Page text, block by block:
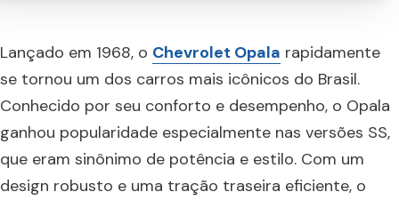
Lançado em 1968, o Chevrolet Opala rapidamente
se tornou um dos carros mais icônicos do Brasil.
Conhecido por seu conforto e desempenho, o Opala
ganhou popularidade especialmente nas versões SS,
que eram sinônimo de potência e estilo. Com um
design robusto e uma tração traseira eficiente, o